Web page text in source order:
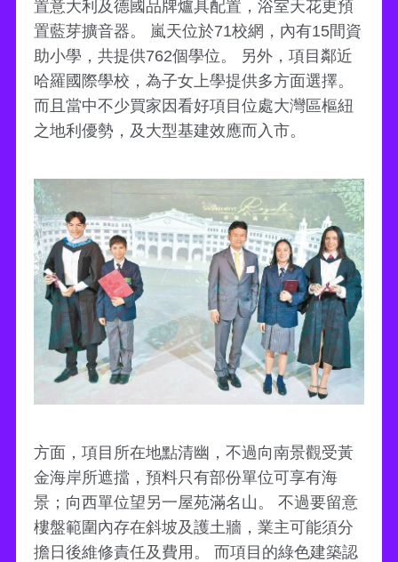
置意大利及德國品牌爐具配置，浴室天花更預
置藍芽擴音器。 嵐天位於71校網，內有15間資
助小學，共提供762個學位。 另外，項目鄰近
哈羅國際學校，為子女上學提供多方面選擇。
而且當中不少買家因看好項目位處大灣區樞紐
之地利優勢，及大型基建效應而入市。
方面，項目所在地點清幽，不過向南景觀受黃
金海岸所遮擋，預料只有部份單位可享有海
景；向西單位望另一屋苑滿名山。 不過要留意
樓盤範圍內存在斜坡及護土牆，業主可能須分
擔日後維修責任及費用。 而項目的綠色建築認